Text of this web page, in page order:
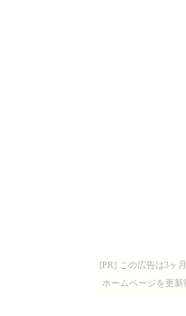
[PR] この広告は3ヶ
ホームページを更